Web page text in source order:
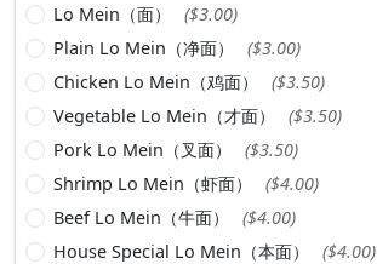
Lo Mein（面）
($3.00)
Plain Lo Mein（净面）
($3.00)
Chicken Lo Mein（鸡面）
($3.50)
Vegetable Lo Mein（才面）
($3.50)
Pork Lo Mein（叉面）
($3.50)
Shrimp Lo Mein（虾面）
($4.00)
Beef Lo Mein（牛面）
($4.00)
House Special Lo Mein（本面）
($4.00)